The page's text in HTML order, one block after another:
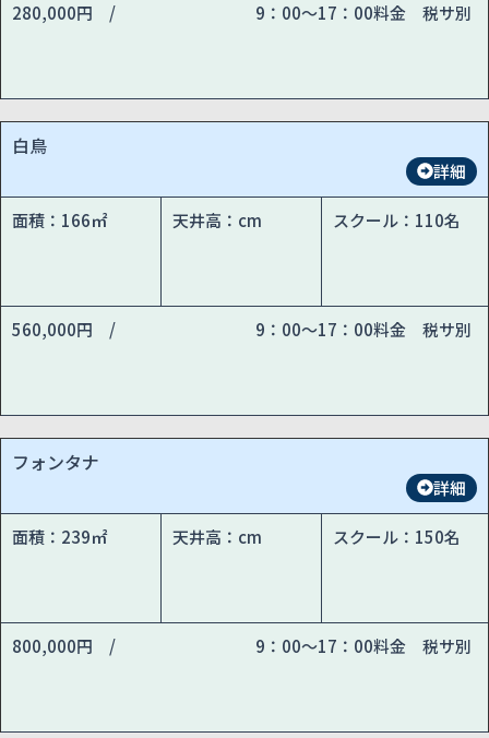
280,000円 / 9：00～17：00料金 税サ別
白鳥
詳細
面積：166㎡ 天井高：cm スクール：110名
560,000円 / 9：00～17：00料金 税サ別
フォンタナ
詳細
面積：239㎡ 天井高：cm スクール：150名
800,000円 / 9：00～17：00料金 税サ別